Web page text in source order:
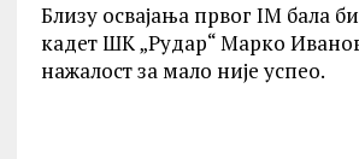
Близу освајања првог IM бала
кадет ШК „Рудар“ Марко
нажалост за мало није успео.